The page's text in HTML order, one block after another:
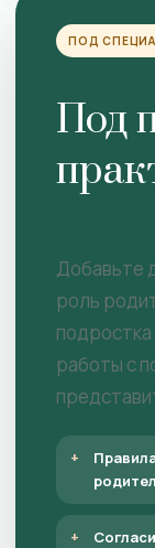
ПОД
Под
Добавьте
роль
работы с